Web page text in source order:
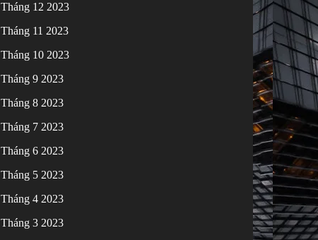
Tháng 12 2023
Tháng 11 2023
Tháng 10 2023
Tháng 9 2023
Tháng 8 2023
Tháng 7 2023
Tháng 6 2023
Tháng 5 2023
Tháng 4 2023
Tháng 3 2023